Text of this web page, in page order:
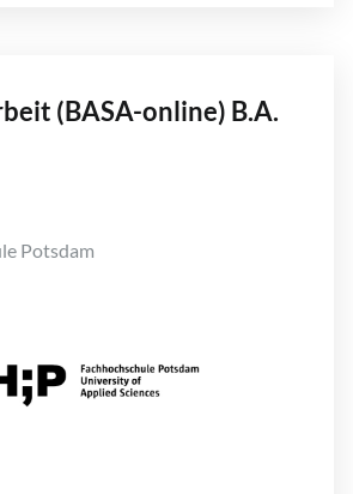
(BASA-online) B.A.
Potsdam